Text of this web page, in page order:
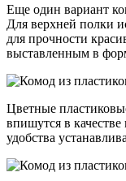
Еще один вариант
Для верхней полки
для прочности
выставленным в
Цветные
впишутся в
удобства